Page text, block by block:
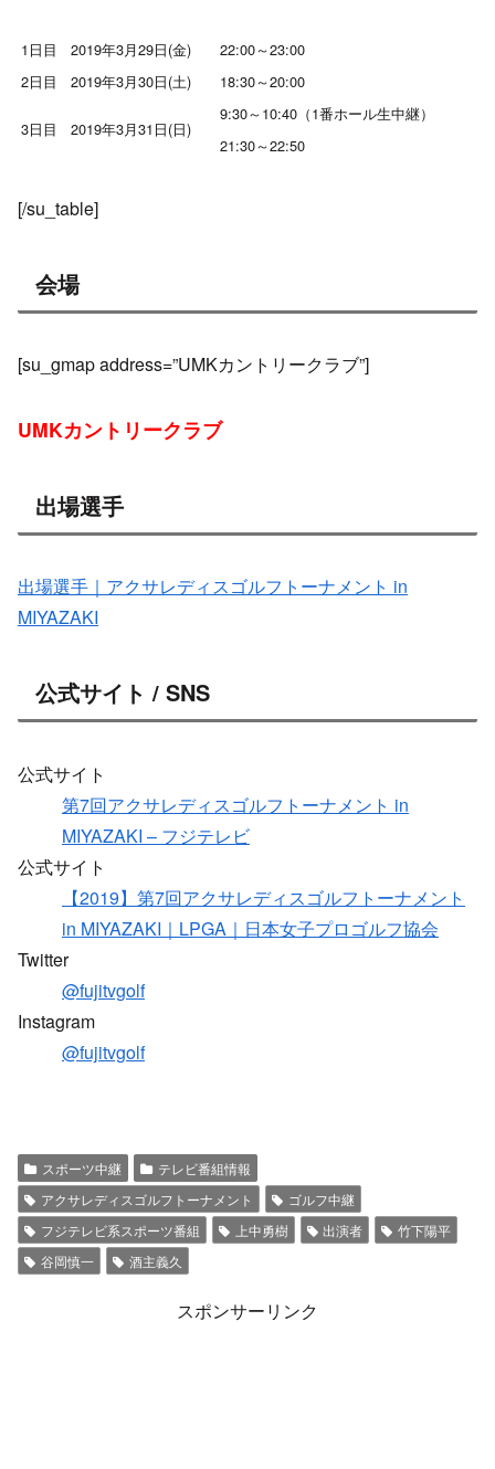
1日目 2019年3月29日(金)
22:00～23:00
2日目
2019年3月30日(土) 18:30～20:00
3日目 2019年3月31日(日)
9:30～10:40（1番ホール生中継）
21:30～22:50
[/su_table]
会場
[su_gmap address=”UMKカントリークラブ”]
UMKカントリークラブ
出場選手
出場選手｜アクサレディスゴルフトーナメント in
MIYAZAKI
公式サイト / SNS
公式サイト
第7回アクサレディスゴルフトーナメント in
MIYAZAKI – フジテレビ
公式サイト
【2019】第7回アクサレディスゴルフトーナメント
in MIYAZAKI｜LPGA｜日本女子プロゴルフ協会
Twitter
@fujitvgolf
Instagram
@fujitvgolf
スポーツ中継
テレビ番組情報
アクサレディスゴルフトーナメント
ゴルフ中継
フジテレビ系スポーツ番組
上中勇樹 出演者
竹下陽平
谷岡慎一
酒主義久
スポンサーリンク